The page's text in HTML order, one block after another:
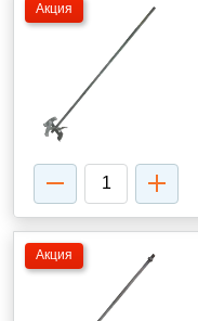
Акция
Акция